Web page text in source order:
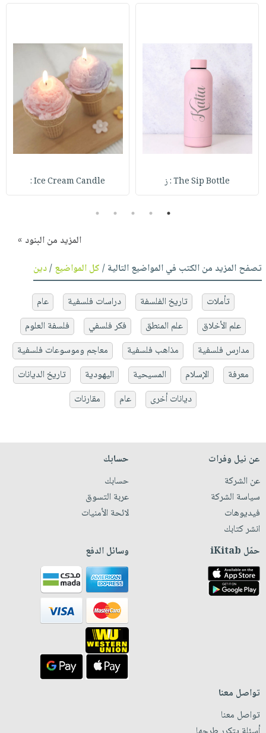
The Sip Bottle : ز Ice Cream Candle :
1
2
3
4
5
المزيد من البنود »
تصفح المزيد من الكتب في المواضيع التالية /كل المواضيع/دين
تأملات تاريخ الفلسفة دراسات فلسفية
عام
علم الأخلاق
علم المنطق فكر فلسفي
فلسفة العلوم
مدارس فلسفية
مذاهب فلسفية
معاجم وموسوعات فلسفية
معرفة
الإسلام المسيحية اليهودية
تاريخ الديانات
ديانات أخرى
عام مقارنات
عن نيل وفرات
عن الشركة
سياسة الشركة
فيديوهات
انشر كتابك
حسابك
حسابك
عربة التسوق
لائحة الأمنيات
حمّل iKitab وسائل الدفع
تواصل معنا
تواصل معنا